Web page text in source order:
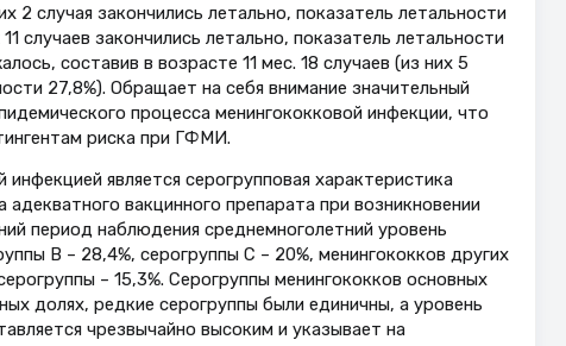
2 случая закончились летально, показатель летальности
случаев закончились летально, показатель летальности
составив в возрасте 11 мес. 18 случаев (из них 5
27,8%). Обращает на себя внимание значительный
процесса менингококковой инфекции, что
риска при ГФМИ.
является серогрупповая характеристика
вакцинного препарата при возникновении
период наблюдения среднемноголетний уровень
В – 28,4%, серогруппы С – 20%, менингококков других
– 15,3%. Серогруппы менингококков основных
долях, редкие серогруппы были единичны, а уровень
чрезвычайно высоким и указывает на